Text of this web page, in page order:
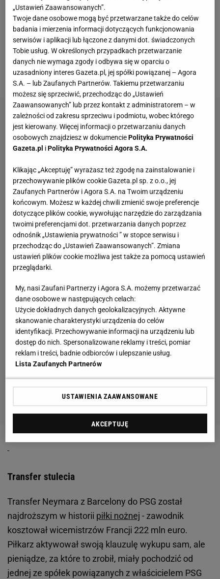
Barcelona otrzymała już 222 mln euro, jakie
zapłaciło jej za brazylijskiego pilkarza. 25-latek nie
mógł zagrać w pierwszej kolejce z Amiens (2-0), bo
jeszcze wtedy Hiszpanie nie potwierdzili, że
otrzymali kwotę w całości i nie przesłali
odpowiedniego certyfikatu.
Transfer stulecia
Transfer Neymara z Barcelony do PSG został
najdroższym w historii piłki nożnej - zawodnik
kosztował wicemistrzów Francji 222 mln euro.
Piłkarz aktywował swoją klauzulę wykupu sam, ale
pieniądze, za które to zrobił, miały pochodzić od
jednej ze spółek powiązanych z właścicielem PSG
„Ustawień Zaawansowanych”.
Twoje dane osobowe mogą być przetwarzane także do celów
badania i mierzenia informacji dotyczących funkcjonowania
serwisów i aplikacji lub łączone z danymi dot. świadczonych
Tobie usług. W określonych przypadkach przetwarzanie
danych nie wymaga zgody i odbywa się w oparciu o
uzasadniony interes Gazeta.pl, jej spółki powiązanej – Agora
S.A. – lub Zaufanych Partnerów. Takiemu przetwarzaniu
możesz się sprzeciwić, przechodząc do „Ustawień
Zaawansowanych” lub przez kontakt z administratorem – w
zależności od zakresu sprzeciwu i podmiotu, wobec którego
jest kierowany. Więcej informacji o przetwarzaniu danych
osobowych znajdziesz w dokumenciePolityka Prywatności
Gazeta.pl iPolityka Prywatności Agora S.A.
Klikając „Akceptuję” wyrażasz też zgodę na zainstalowanie i
przechowywanie plików cookie Gazeta.pl sp. z o.o., jej
Zaufanych Partnerów i Agora S.A. na Twoim urządzeniu
końcowym. Możesz w każdej chwili zmienić swoje preferencje
dotyczące plików cookie, wywołując narzędzie do zarządzania
twoimi preferencjami dot. przetwarzania danych poprzez
odnośnik „Ustawienia prywatności ” w stopce serwisu i
przechodząc do „Ustawień Zaawansowanych”. Zmiana
ustawień plików cookie możliwa jest także za pomocą ustawień
przeglądarki.
My, nasi Zaufani Partnerzy i Agora S.A. możemy przetwarzać
dane osobowe w następujących celach:
Użycie dokładnych danych geolokalizacyjnych. Aktywne
skanowanie charakterystyki urządzenia do celów
identyfikacji. Przechowywanie informacji na urządzeniu lub
dostęp do nich. Spersonalizowane reklamy i treści, pomiar
reklam i treści, badnie odbiorców i ulepszanie usług.
Lista Zaufanych Partnerów
USTAWIENIA ZAAWANSOWANE
AKCEPTUJĘ